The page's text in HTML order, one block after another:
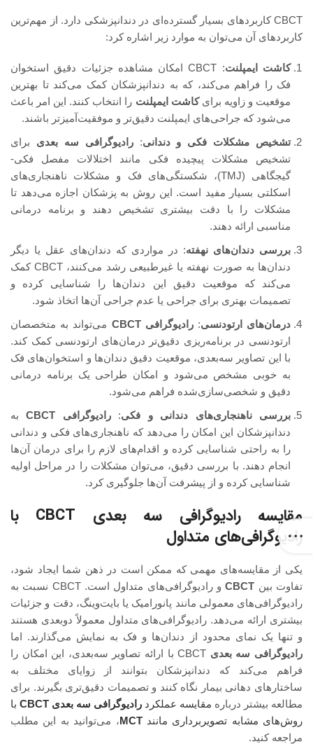
CBCT کاربردهای بسیار گسترده‌ای در دندانپزشکی دارد. از مهم‌ترین
کاربردهای آن می‌توان به موارد زیر اشاره کرد:
کاشت ایمپلنت
: CBCT امکان مشاهده جزئیات دقیق استخوان
فک را فراهم می‌کند، که به دندانپزشکان کمک می‌کند تا بهترین
موقعیت و زاویه برایکاشت ایمپلنت را انتخاب کنند. این امر باعث
می‌شود که جراحی‌های ایمپلنت دقیق‌تر و موفقیت‌آمیزتر باشند.
تشخیص مشکلات فکی و دندانی:رادیوگرافی سه‌ بعدی برای
تشخیص مشکلات پیچیده فکی مانند اختلالات مفصل فکی-
گیجگاهی (TMJ)، شکستگی‌های فک و مشکلات ناهنجاری‌های
اسکلتی بسیار مفید است. این روش به پزشکان اجازه می‌دهد تا
مشکلات را با دقت بیشتری تشخیص دهند و برنامه درمانی
مناسبی ارائه دهند.
بررسی دندان‌های نهفته: در مواردی که دندان‌های عقل یا دیگر
دندان‌ها به صورت نهفته یا غیرطبیعی رشد می‌کنند، CBCT کمک
می‌کند که موقعیت دقیق این دندان‌ها را شناسایی کرده و
تصمیمات بهتری برای جراحی یا عدم جراحی آن‌ها اتخاذ شود.
درمان‌های ارتودنسی:رادیوگرافی CBCT
می‌تواند به متخصصان
ارتودنسی در برنامه‌ریزی دقیق‌تر درمان‌های ارتودنسی کمک کند.
با این تصاویر سه‌بعدی، موقعیت دقیق دندان‌ها و استخوان‌های فک
به خوبی مشخص می‌شود و امکان طراحی یک برنامه درمانی
دقیق و شخصی‌سازی‌شده فراهم می‌شود.
بررسی ناهنجاری‌های دندانی و فکی:رادیوگرافی CBCT
به
دندانپزشکان این امکان را می‌دهد که ناهنجاری‌های فکی و دندانی
را به راحتی شناسایی کرده و اقدام‌های لازم را برای درمان آن‌ها
انجام دهند. با بررسی دقیق، می‌توان مشکلات را در مراحل اولیه
شناسایی کرده و از پیشرفت آن‌ها جلوگیری کرد.
مقایسه رادیوگرافی سه‌ بعدی CBCT با
رادیوگرافی‌های متداول
یکی از مقایسه‌های مهمی که ممکن است در ذهن شما ایجاد شود،
تفاوت بین CBCT
و رادیوگرافی‌های متداول است. CBCT نسبت به
رادیوگرافی‌های معمولی مانند پانورامیک یا بایت‌وینگ، دقت و جزئیات
بیشتری ارائه می‌دهد. رادیوگرافی‌های متداول معمولاً دوبعدی هستند
و تنها یک نمای محدود از دندان‌ها و فک به نمایش می‌گذارند. اما
رادیوگرافی سه‌ بعدی
CBCT با ارائه تصاویر سه‌بعدی، این امکان را
فراهم می‌کند که دندانپزشکان بتوانند از زوایای مختلف به
ساختارهای دهانی بیمار نگاه کنند و تصمیمات دقیق‌تری بگیرند. برای
مطالعه بیشتر درباره مقایسه عملکرد رادیوگرافی سه‌ بعدی CBCT با
روش‌های مشابه تصویربرداری مانندMCT، می‌توانید به این مطلب
مراجعه کنید.